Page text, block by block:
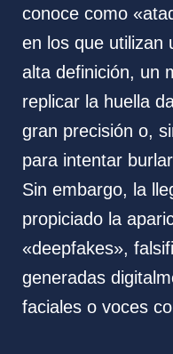
conoce como
en los que utilizan
alta definición, un
replicar la huella
gran precisión o,
para intentar
Sin embargo, la
propiciado la
«deepfakes»,
generadas
faciales o voces